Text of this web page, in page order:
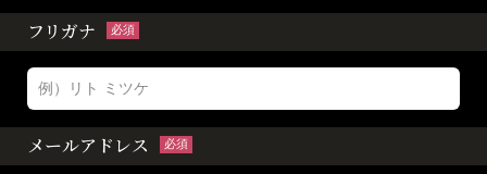
フリガナ 必須
メールアドレス 必須